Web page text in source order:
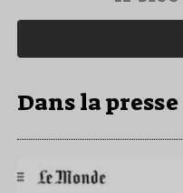
Dans la presse